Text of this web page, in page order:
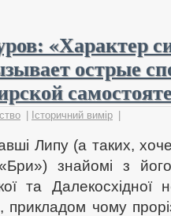
«Характер
острые
Історичний вимір
Липу (а таких,
«Бри») знайомі з
та Далекосхідної
прикладом чому